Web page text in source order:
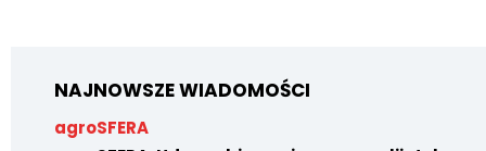
NAJNOWSZE WIADOMOŚCI
agroSFERA